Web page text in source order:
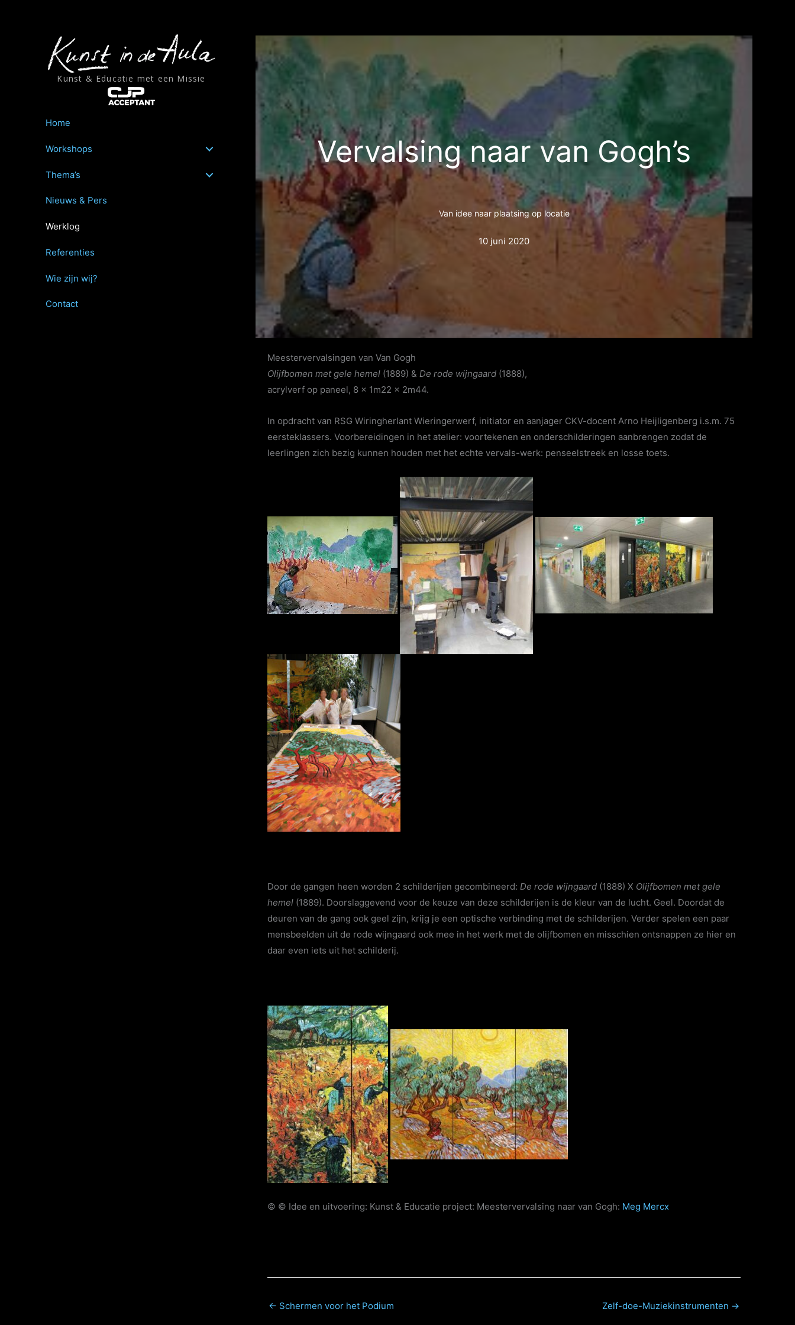
Kunst & Educatie met een Missie
Home
Workshops
Thema’s
Nieuws & Pers
Werklog
Referenties
Wie zijn wij?
Contact
Vervalsing naar van Gogh’s
Van idee naar plaatsing op locatie
10 juni 2020
Meestervervalsingen van Van Gogh
Olijfbomen met gele hemel (1889) & De rode wijngaard (1888),
acrylverf op paneel, 8 x 1m22 x 2m44.
In opdracht van RSG Wiringherlant Wieringerwerf, initiator en aanjager CKV-docent Arno Heijligenberg i.s.m. 75
eersteklassers. Voorbereidingen in het atelier: voortekenen en onderschilderingen aanbrengen zodat de
leerlingen zich bezig kunnen houden met het echte vervals-werk: penseelstreek en losse toets.
Door de gangen heen worden 2 schilderijen gecombineerd: De rode wijngaard (1888) X Olijfbomen met gele
hemel (1889). Doorslaggevend voor de keuze van deze schilderijen is de kleur van de lucht. Geel. Doordat de
deuren van de gang ook geel zijn, krijg je een optische verbinding met de schilderijen. Verder spelen een paar
mensbeelden uit de rode wijngaard ook mee in het werk met de olijfbomen en misschien ontsnappen ze hier en
daar even iets uit het schilderij.
© © Idee en uitvoering: Kunst & Educatie project: Meestervervalsing naar van Gogh: Meg Mercx
← Schermen voor het Podium Zelf-doe-Muziekinstrumenten →